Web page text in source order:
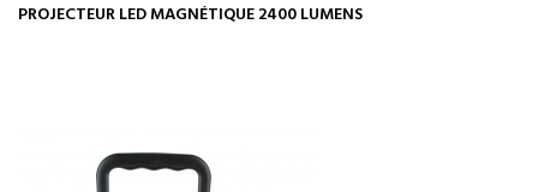
PROJECTEUR LED MAGNÉTIQUE 2400 LUMENS